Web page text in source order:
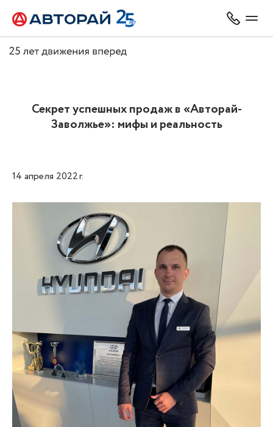
Секрет успешных продаж в «Авторай-
Заволжье»: мифы и реальность
14 апреля 2022 г.